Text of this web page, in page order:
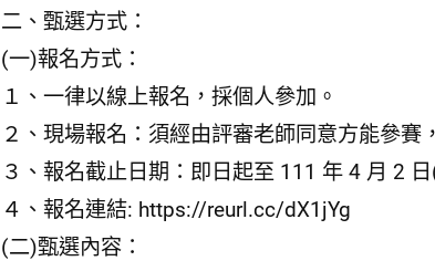
二、甄選方式：
(一)報名方式：
１、一律以線上報名，採個人參加。
２、現場報名：須經由評審老師同意方能參賽
３、報名截止日期：即日起至 111 年 4 月 2
４、報名連結: https://reurl.cc/dX1jYg
(二)甄選內容：